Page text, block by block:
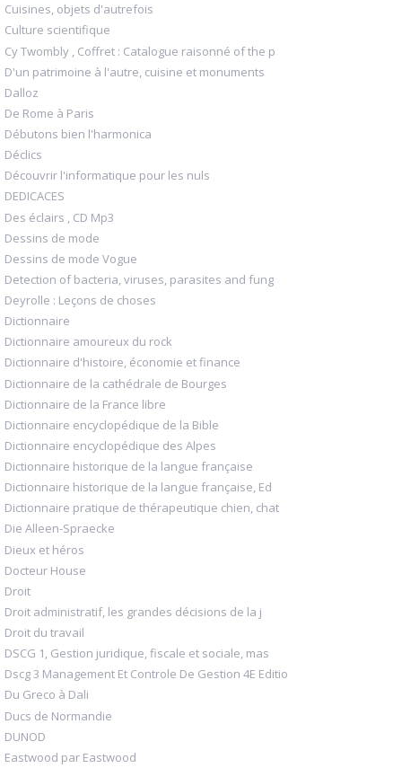
Cuisines, objets d'autrefois
Culture scientifique
Cy Twombly , Coffret : Catalogue raisonné of the p
D'un patrimoine à l'autre, cuisine et monuments
Dalloz
De Rome à Paris
Débutons bien l'harmonica
Déclics
Découvrir l'informatique pour les nuls
DEDICACES
Des éclairs , CD Mp3
Dessins de mode
Dessins de mode Vogue
Detection of bacteria, viruses, parasites and fung
Deyrolle : Leçons de choses
Dictionnaire
Dictionnaire amoureux du rock
Dictionnaire d'histoire, économie et finance
Dictionnaire de la cathédrale de Bourges
Dictionnaire de la France libre
Dictionnaire encyclopédique de la Bible
Dictionnaire encyclopédique des Alpes
Dictionnaire historique de la langue française
Dictionnaire historique de la langue française, Ed
Dictionnaire pratique de thérapeutique chien, chat
Die Alleen-Spraecke
Dieux et héros
Docteur House
Droit
Droit administratif, les grandes décisions de la j
Droit du travail
DSCG 1, Gestion juridique, fiscale et sociale, mas
Dscg 3 Management Et Controle De Gestion 4E Editio
Du Greco à Dali
Ducs de Normandie
DUNOD
Eastwood par Eastwood